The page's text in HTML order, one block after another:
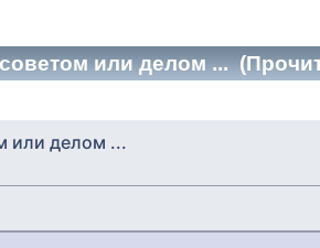
или делом ...
или делом ...